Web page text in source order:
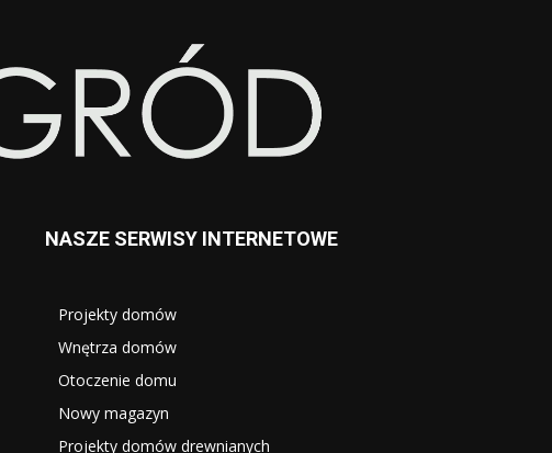
NASZE SERWISY INTERNETOWE
Projekty domów
Wnętrza domów
Otoczenie domu
Nowy magazyn
Projekty domów drewnianych